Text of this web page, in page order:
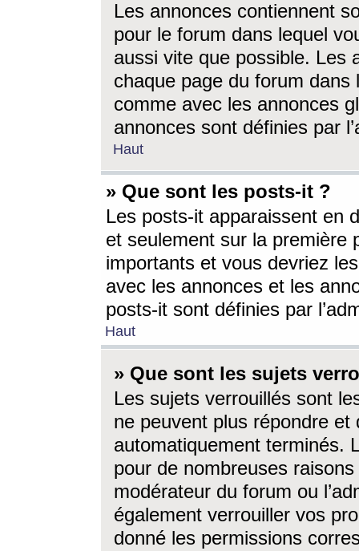
Les annonces contiennent
pour le forum dans lequel
aussi vite que possible. Les
chaque page du forum dans
comme avec les annonces
annonces sont définies par
Haut
» Que sont les posts-it ?
Les posts-it apparaissent en
et seulement sur la première
importants et vous devriez
avec les annonces et les
posts-it sont définies par
Haut
» Que sont les sujets
Les sujets verrouillés sont
ne peuvent plus répondre
automatiquement terminés.
pour de nombreuses
modérateur du forum ou
également verrouiller vos
donné les permissions